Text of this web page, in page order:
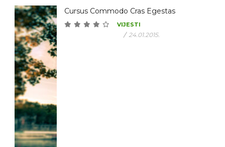
Cursus Commodo Cras Egestas
VIJESTI
/ 24.01.2015.